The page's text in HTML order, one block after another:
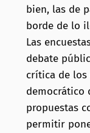
bien, las de
borde de lo
Las
debate
crítica de los
democrático
propuestas
permitir